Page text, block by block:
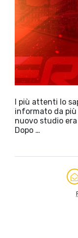
I più attenti lo
informato da più
nuovo studio
Dopo …